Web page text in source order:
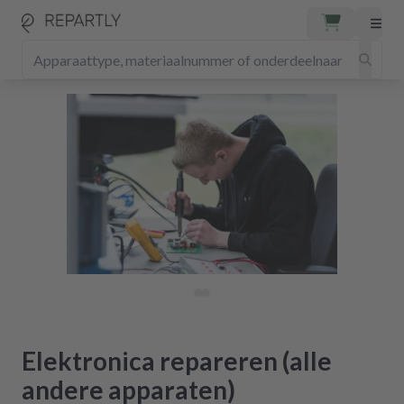
Elektronica repareren (alle
andere apparaten)